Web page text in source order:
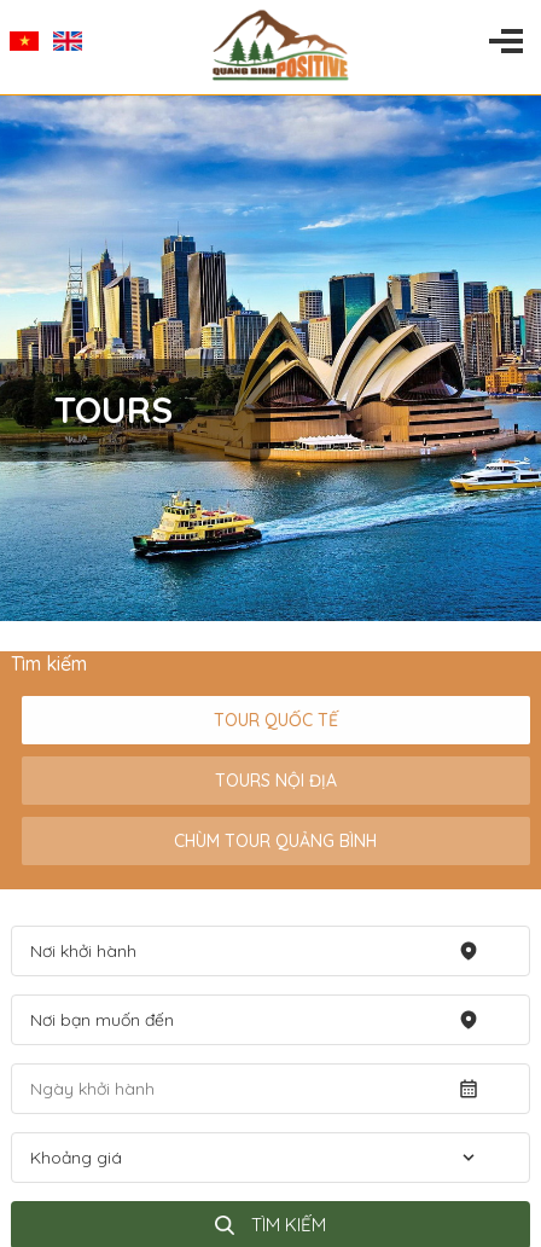
TOURS
Tìm kiếm
TOUR QUỐC TẾ
TOURS NỘI ĐỊA
CHÙM TOUR QUẢNG BÌNH
TÌM KIẾM